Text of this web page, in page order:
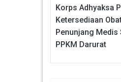
Korps Adhyaksa
Ketersediaan
Penunjang Medis
PPKM Darurat